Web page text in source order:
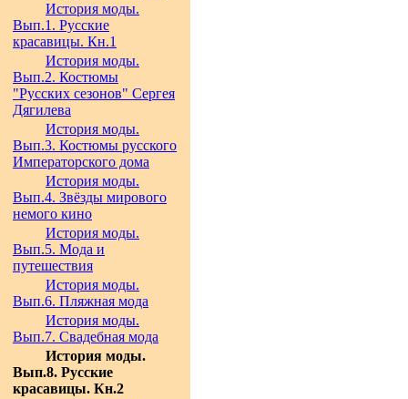
История моды.
Вып.1. Русские
красавицы. Кн.1
История моды.
Вып.2. Костюмы
"Русских сезонов" Сергея
Дягилева
История моды.
Вып.3. Костюмы русского
Императорского дома
История моды.
Вып.4. Звёзды мирового
немого кино
История моды.
Вып.5. Мода и
путешествия
История моды.
Вып.6. Пляжная мода
История моды.
Вып.7. Свадебная мода
История моды.
Вып.8. Русские
красавицы. Кн.2